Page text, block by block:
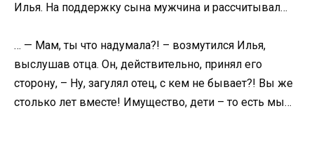
Илья. На поддержку сына мужчина и рассчитывал…
… — Мам, ты что надумала?! – возмутился Илья,
выслушав отца. Он, действительно, принял его
сторону, – Ну, загулял отец, с кем не бывает?! Вы же
столько лет вместе! Имущество, дети – то есть мы…